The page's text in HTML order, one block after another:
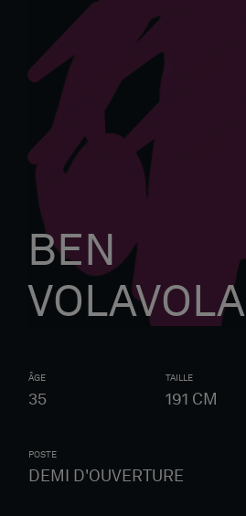
BEN
VOLAVOLA
ÂGE
35
TAILLE
191 CM
POSTE
DEMI D'OUVERTURE